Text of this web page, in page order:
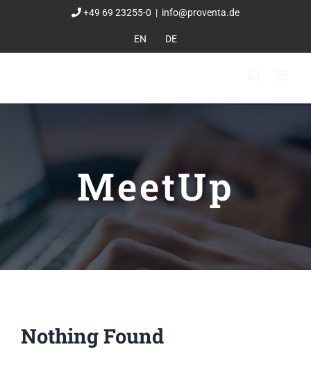
springen
+49 69 23255-0 | info@proventa.de
EN DE
MeetUp
Nothing Found